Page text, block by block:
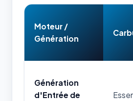
Moteur /
Génération
Génération
d'Entrée de